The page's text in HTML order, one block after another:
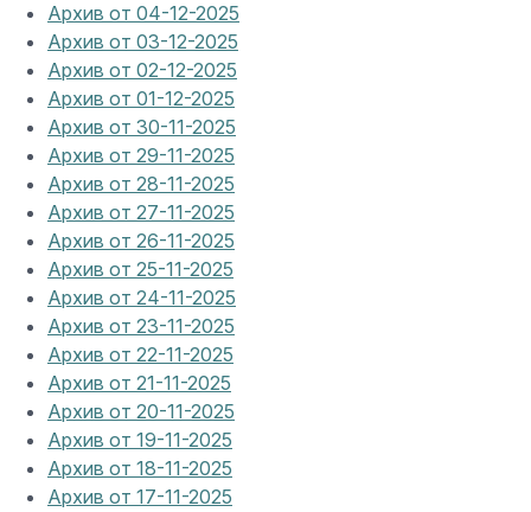
Архив от 04-12-2025
Архив от 03-12-2025
Архив от 02-12-2025
Архив от 01-12-2025
Архив от 30-11-2025
Архив от 29-11-2025
Архив от 28-11-2025
Архив от 27-11-2025
Архив от 26-11-2025
Архив от 25-11-2025
Архив от 24-11-2025
Архив от 23-11-2025
Архив от 22-11-2025
Архив от 21-11-2025
Архив от 20-11-2025
Архив от 19-11-2025
Архив от 18-11-2025
Архив от 17-11-2025